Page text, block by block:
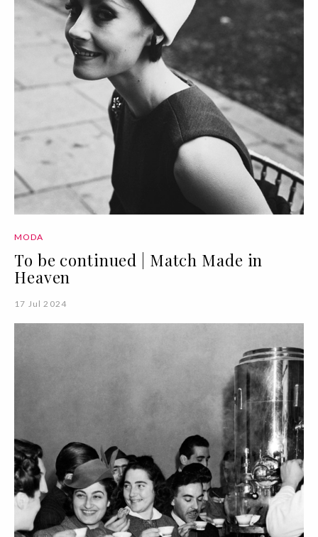
MODA
To be continued | Match Made in
Heaven
17 Jul 2024